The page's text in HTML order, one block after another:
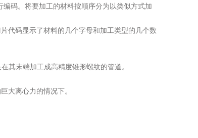
码。将要加工的材料按顺序分为以类似方式加
代码显示了材料的几个字母和加工类型的几个数
其末端加工成高精度锥形螺纹的管道。
大离心力的情况下。